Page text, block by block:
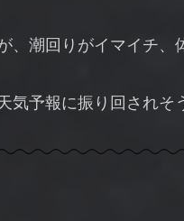
、潮回りがイマイチ、
予報に振り回されそ